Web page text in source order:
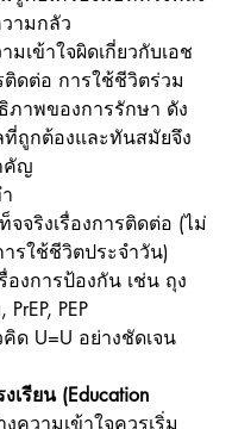
ามกลัว
เข้าใจผิดเกี่ยวกับเอช
ติดต่อ การใช้ชีวิตร่วม
ภาพของการรักษา ดัง
ถูกต้องและทันสมัยจึง
คัญ
จจริงเรื่องการติดต่อ (ไม่
รใช้ชีวิตประจำวัน)
องการป้องกัน เช่น ถุง
PEP
ด U=U อย่างชัดเจน
เรียน (Education
งความเข้าใจควรเริ่ม